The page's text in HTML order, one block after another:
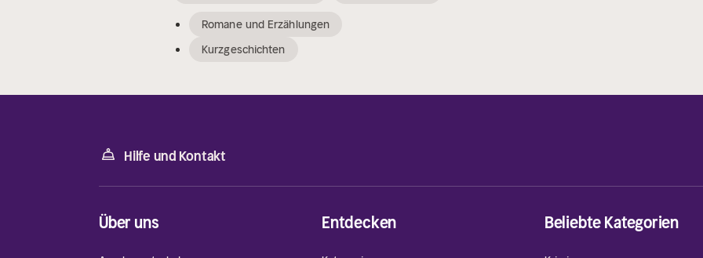
Romane und Erzählungen
Kurzgeschichten
Hilfe und Kontakt
Über uns Entdecken Beliebte Kategorien